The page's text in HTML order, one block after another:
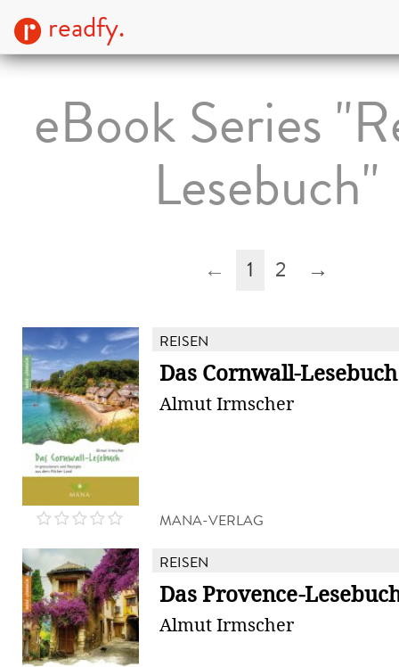
readfy.
eBook Series
Lesebuch"
← 1 2 →
REISEN
Das Cornwall-Lesebuch
Almut Irmscher
MANA-VERLAG
REISEN
Das Provence-
Almut Irmscher